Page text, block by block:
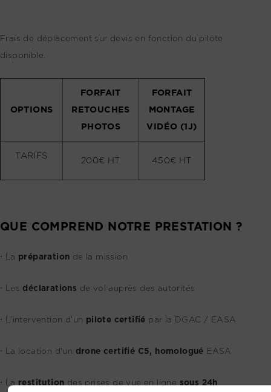
Frais de déplacement sur devis en fonction du pilote
disponible.
OPTIONS
FORFAIT
RETOUCHES
PHOTOS
FORFAIT
MONTAGE
VIDÉO (1J)
TARIFS 200€ HT 450€ HT
QUE COMPREND NOTRE PRESTATION ?
⸱ La préparation de la mission
⸱ Les déclarations de vol auprès des autorités
⸱ L’intervention d’un pilote certifié par la DGAC / EASA
⸱ La location d'un drone certifié C5, homologué EASA
⸱ La restitution des prises de vue en ligne sous 24h